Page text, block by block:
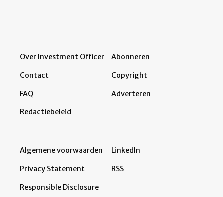
Over Investment Officer
Contact
FAQ
Redactiebeleid
Abonneren
Copyright
Adverteren
Algemene voorwaarden
Privacy Statement
Responsible Disclosure
LinkedIn
RSS